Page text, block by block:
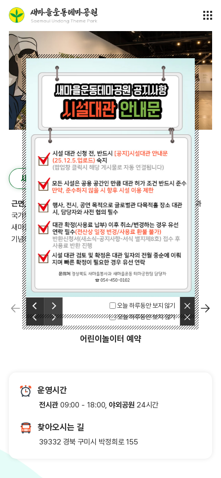
이전
다음 오늘 하루동안 보지 않기
닫기
이전
다음 오늘 하루동안 보지 않기
닫기
새마을운동이란?
근면, 자조, 협동정신을 바탕으로“잘 살아보세~”를 외치며 국민과
국가의 의지가 결합된‘잘 살기 위한 운동’
새마을운동테마공원은 새마을운동의 정신과 성과를 계승하고
기념하기위해 조성되었습니다.
어린이놀이터 예약
운영시간
전시관09:00 - 18:00,야외공원 24시간
찾아오시는 길
39332 경북 구미시 박정희로 155